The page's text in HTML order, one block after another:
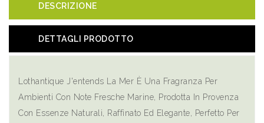
DESCRIZIONE
DETTAGLI PRODOTTO
Lothantique J'entends La Mer È Una Fragranza Per
Ambienti Con Note Fresche Marine, Prodotta In Provenza
Con Essenze Naturali, Raffinato Ed Elegante, Perfetto Per